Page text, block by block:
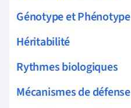
Génotype et Phénotype
Héritabilité
Rythmes biologiques
Mécanismes de défense